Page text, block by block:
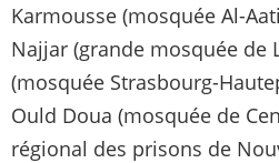
Karmousse (mosquée Al-
Najjar (grande mosquée de
(mosquée Strasbourg-
Ould Doua (mosquée de
régional des prisons de